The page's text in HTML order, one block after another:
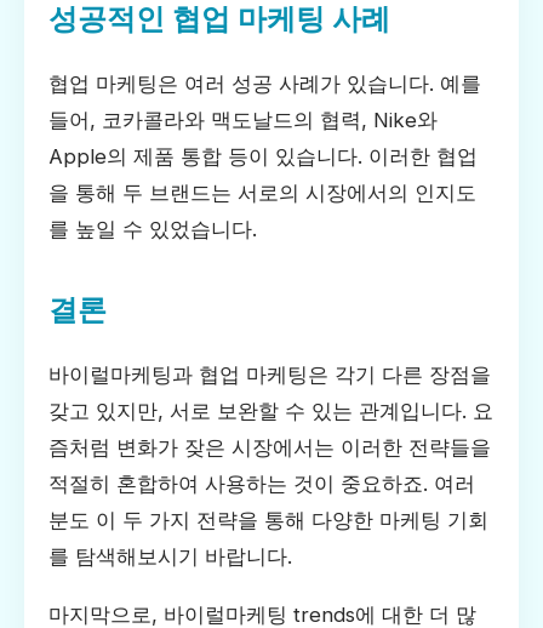
성공적인 협업 마케팅 사례
협업 마케팅은 여러 성공 사례가 있습니다. 예를
들어, 코카콜라와 맥도날드의 협력, Nike와
Apple의 제품 통합 등이 있습니다. 이러한 협업
을 통해 두 브랜드는 서로의 시장에서의 인지도
를 높일 수 있었습니다.
결론
바이럴마케팅과 협업 마케팅은 각기 다른 장점을
갖고 있지만, 서로 보완할 수 있는 관계입니다. 요
즘처럼 변화가 잦은 시장에서는 이러한 전략들을
적절히 혼합하여 사용하는 것이 중요하죠. 여러
분도 이 두 가지 전략을 통해 다양한 마케팅 기회
를 탐색해보시기 바랍니다.
마지막으로, 바이럴마케팅 trends에 대한 더 많